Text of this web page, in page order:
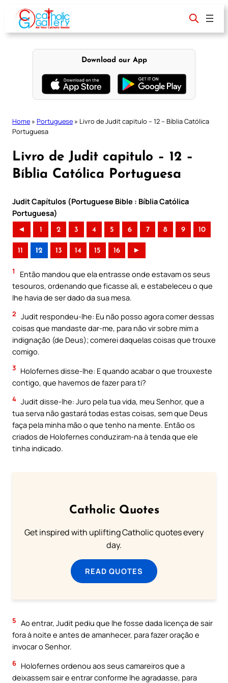
content
Download our App
Home » Portuguese » Livro de Judit capitulo – 12 – Bíblia Católica
Portuguesa
Livro de Judit capitulo – 12 –
Bíblia Católica Portuguesa
Judit Capítulos (Portuguese Bible : Bíblia Católica
Portuguesa)
◄ 1 2 3 4 5 6 7 8 9 10
11 12 13 14 15 16 ►
1
Então mandou que ela entrasse onde estavam os seus
tesouros, ordenando que ficasse ali, e estabeleceu o que
Ihe havia de ser dado da sua mesa.
2 Judit respondeu-lhe: Eu não posso agora comer dessas
coisas que mandaste dar-me, para não vir sobre mim a
indignação (de Deus); comerei daquelas coisas que trouxe
comigo.
3 Holofernes disse-lhe: E quando acabar o que trouxeste
contigo, que havemos de fazer para ti?
4 Judit disse-lhe: Juro pela tua vida, meu Senhor, que a
tua serva não gastará todas estas coisas, sem que Deus
faça pela minha mão o que tenho na mente. Então os
criados de Holofernes conduziram-na à tenda que ele
tinha indicado.
Catholic Quotes
Get inspired with uplifting Catholic quotes every
day.
READ QUOTES
5 Ao entrar, Judit pediu que lhe fosse dada licença de sair
fora à noite e antes de amanhecer, para fazer oração e
invocar o Senhor.
6 Holofernes ordenou aos seus camareiros que a
deixassem sair e entrar conforme lhe agradasse, para